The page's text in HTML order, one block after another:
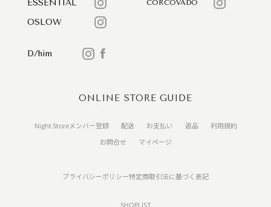
ESSENTIAL
CORCOVADO
OSLOW
D/him
ONLINE STORE GUIDE
Night Storeメンバー登録 配送 お支払い 返品
利用規約
お問合せ
マイページ
プライバシーポリシー特定商取引法に基づく表記
SHOPLIST